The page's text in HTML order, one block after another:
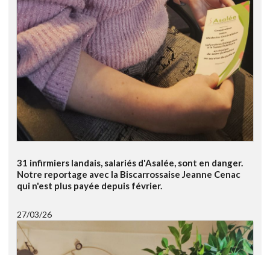
31 infirmiers landais, salariés d'Asalée, sont en danger.
Notre reportage avec la Biscarrossaise Jeanne Cenac
qui n'est plus payée depuis février.
27/03/26